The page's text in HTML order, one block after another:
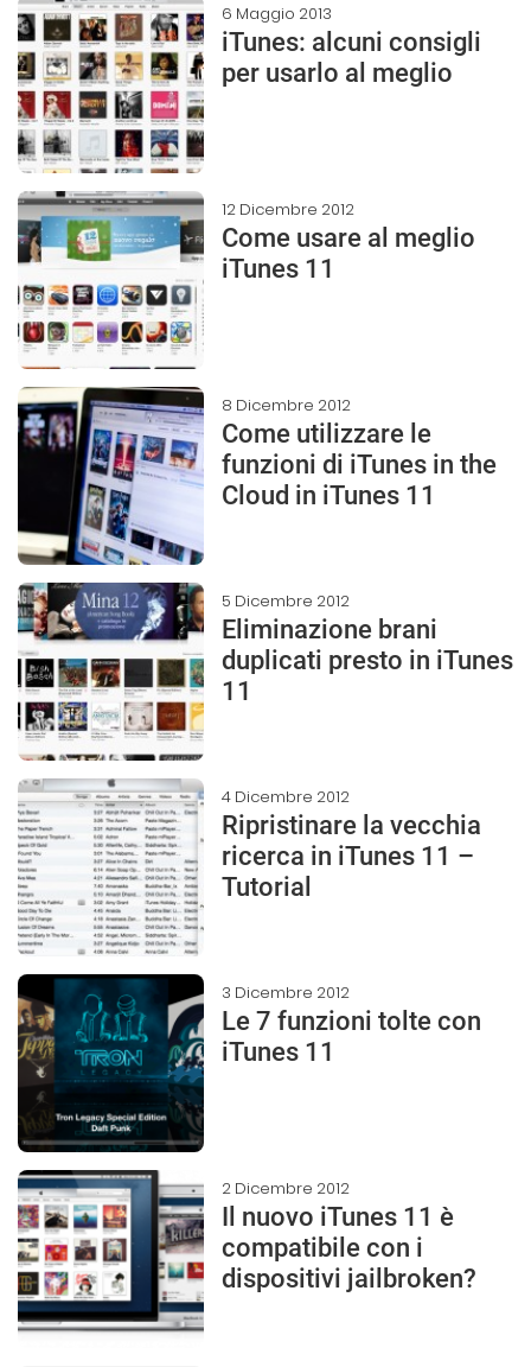
6 Maggio 2013
iTunes: alcuni consigli
per usarlo al meglio
12 Dicembre 2012
Come usare al meglio
iTunes 11
8 Dicembre 2012
Come utilizzare le
funzioni di iTunes in the
Cloud in iTunes 11
5 Dicembre 2012
Eliminazione brani
duplicati presto in iTunes
11
4 Dicembre 2012
Ripristinare la vecchia
ricerca in iTunes 11 –
Tutorial
3 Dicembre 2012
Le 7 funzioni tolte con
iTunes 11
2 Dicembre 2012
Il nuovo iTunes 11 è
compatibile con i
dispositivi jailbroken?